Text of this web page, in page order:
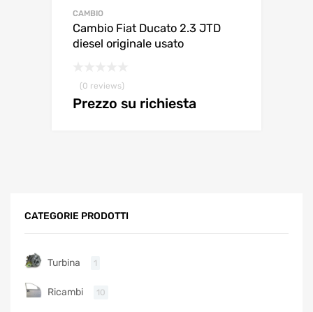
CAMBIO
Cambio Fiat Ducato 2.3 JTD
diesel originale usato
(0 reviews)
Prezzo su richiesta
CATEGORIE PRODOTTI
Turbina 1
Ricambi 10